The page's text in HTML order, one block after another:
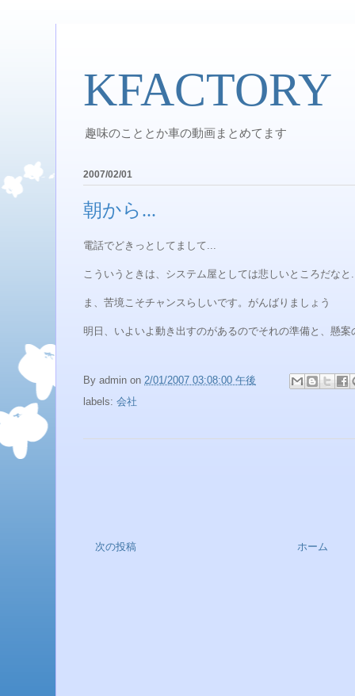
KFACTORY
趣味のこととか車の動画まとめてます
2007/02/01
朝から...
電話でどきっとしてまして...
こういうときは、システム屋としては悲しいところだなと
ま、苦境こそチャンスらしいです。がんばりましょう
明日、いよいよ動き出すのがあるのでそれの準備と、懸
By admin on 2/01/2007 03:08:00 午後
labels: 会社
次の投稿 ホーム